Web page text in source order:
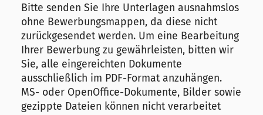
Bitte senden Sie Ihre Unterlagen ausnahmslos
ohne Bewerbungsmappen, da diese nicht
zurückgesendet werden. Um eine Bearbeitung
Ihrer Bewerbung zu gewährleisten, bitten wir
Sie, alle eingereichten Dokumente
ausschließlich im PDF-Format anzuhängen.
MS- oder OpenOffice-Dokumente, Bilder sowie
gezippte Dateien können nicht verarbeitet